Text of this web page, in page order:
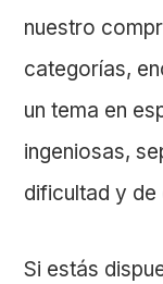
nuestro
categorías,
un tema en
ingeniosas,
dificultad y
Si estás